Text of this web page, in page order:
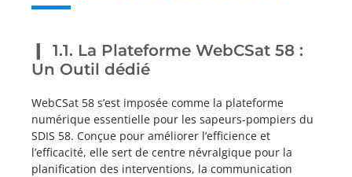
1.1. La Plateforme WebCSat 58 :
Un Outil dédié
WebCSat 58 s’est imposée comme la plateforme
numérique essentielle pour les sapeurs-pompiers du
SDIS 58. Conçue pour améliorer l’efficience et
l’efficacité, elle sert de centre névralgique pour la
planification des interventions, la communication